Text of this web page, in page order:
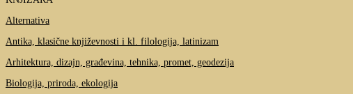
Alternativa
Antika, klasične književnosti i kl. filologija, latinizam
Arhitektura, dizajn, građevina, tehnika, promet, geodezija
Biologija, priroda, ekologija